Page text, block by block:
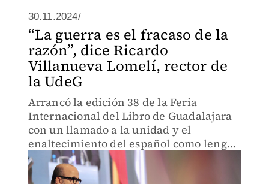
30.11.2024/
“La guerra es el fracaso de la
razón”, dice Ricardo
Villanueva Lomelí, rector de
la UdeG
Arrancó la edición 38 de la Feria
Internacional del Libro de Guadalajara
con un llamado a la unidad y el
enaltecimiento del español como lengua
de comunión.